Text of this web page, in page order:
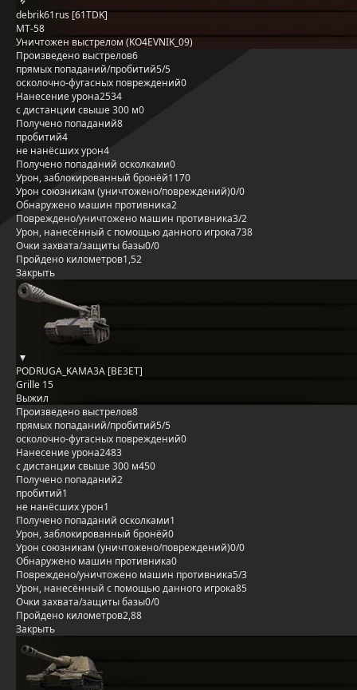
debrik61rus [61TDK]
MT-58
Уничтожен выстрелом (KO4EVNIK_09)
Произведено выстрелов6
прямых попаданий/пробитий5/5
осколочно-фугасных повреждений0
Нанесение урона2534
с дистанции свыше 300 м0
Получено попаданий8
пробитий4
не нанёсших урон4
Получено попаданий осколками0
Урон, заблокированный бронёй1170
Урон союзникам (уничтожено/повреждений)0/0
Обнаружено машин противника2
Повреждено/уничтожено машин противника3/2
Урон, нанесённый с помощью данного игрока738
Очки захвата/защиты базы0/0
Пройдено километров1,52
Закрыть
PODRUGA_KAMA3A [BE3ET]
Grille 15
Выжил
Произведено выстрелов8
прямых попаданий/пробитий5/5
осколочно-фугасных повреждений0
Нанесение урона2483
с дистанции свыше 300 м450
Получено попаданий2
пробитий1
не нанёсших урон1
Получено попаданий осколками1
Урон, заблокированный бронёй0
Урон союзникам (уничтожено/повреждений)0/0
Обнаружено машин противника0
Повреждено/уничтожено машин противника5/3
Урон, нанесённый с помощью данного игрока85
Очки захвата/защиты базы0/0
Пройдено километров2,88
Закрыть